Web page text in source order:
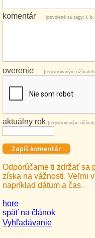
Vyhľadávanie
komentár (povolené sú tagy: i,
overenie (registrovaným
aktuálny rok (registrovaným
Odporúčame ti zdržať sa
získa na vážnosti. Veľmi
napríklad dátum a čas.
hore
späť na článok